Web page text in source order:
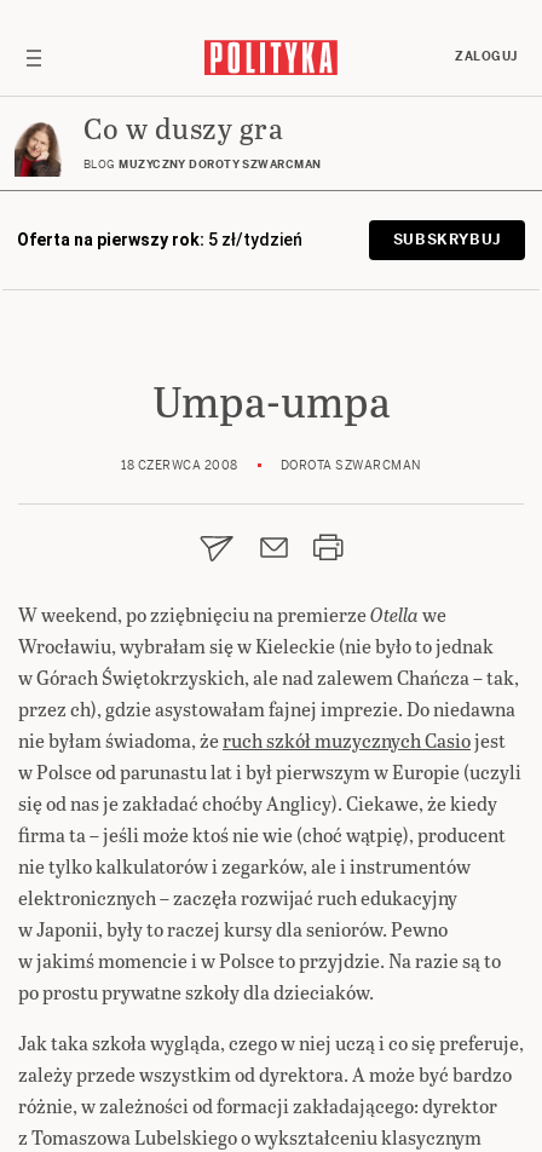
ZALOGUJ
Co w duszy gra
BLOG MUZYCZNY DOROTY SZWARCMAN
Oferta na pierwszy rok: 5 zł/tydzień SUBSKRYBUJ
Umpa-umpa
18 CZERWCA 2008 DOROTA SZWARCMAN
W weekend, po zziębnięciu na premierzeOtellawe
Wrocławiu, wybrałam się w Kieleckie (nie było to jednak
w Górach Świętokrzyskich, ale nad zalewem Chańcza – tak,
przez ch), gdzie asystowałam fajnej imprezie. Do niedawna
nie byłam świadoma, żeruch szkół muzycznych Casiojest
w Polsce od parunastu lat i był pierwszym w Europie (uczyli
się od nas je zakładać choćby Anglicy). Ciekawe, że kiedy
firma ta – jeśli może ktoś nie wie (choć wątpię), producent
nie tylko kalkulatorów i zegarków, ale i instrumentów
elektronicznych – zaczęła rozwijać ruch edukacyjny
w Japonii, były to raczej kursy dla seniorów. Pewno
w jakimś momencie i w Polsce to przyjdzie. Na razie są to
po prostu prywatne szkoły dla dzieciaków.
Jak taka szkoła wygląda, czego w niej uczą i co się preferuje,
zależy przede wszystkim od dyrektora. A może być bardzo
różnie, w zależności od formacji zakładającego: dyrektor
z Tomaszowa Lubelskiego o wykształceniu klasycznym